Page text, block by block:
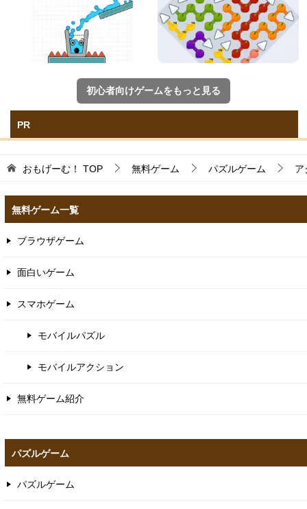
初心者向けゲームをもっと見る
PR
おもげーむ！ TOP 無料ゲーム パズルゲーム ア
無料ゲーム一覧
ブラウザゲーム
面白いゲーム
スマホゲーム
モバイルパズル
モバイルアクション
無料ゲーム紹介
パズルゲーム
パズルゲーム